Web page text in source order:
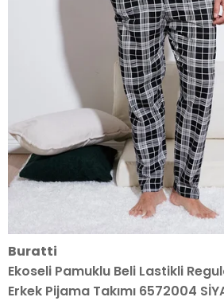
Buratti
Ekoseli Pamuklu Beli Lastikli
Erkek Pijama Takımı 6572004